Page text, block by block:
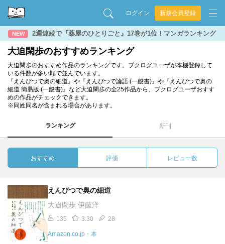
ログイン 新規会員登録
NEW 2週連続で『薬屋のひとりごと』17巻が1位！マンガランキング
大迫閑歩のおすすめランキング
大迫閑歩のおすすめ作品のランキングです。ブクログユーザが本棚登録して
いる件数が多い順で並んでいます。
『えんぴつで奥の細道』や『えんぴつで論語 (一般書)』や『えんぴつで奥の
細道 簡易版 (一般書)』など大迫閑歩の全25作品から、ブクログユーザおすす
めの作品がチェックできます。
※同姓同名が含まれる場合があります。
ランキング 新刊
おすすめ 評価 レビュー数
えんぴつで奥の細道
大迫閑歩 伊藤洋
135 3.30 28
Amazon.co.jp・本